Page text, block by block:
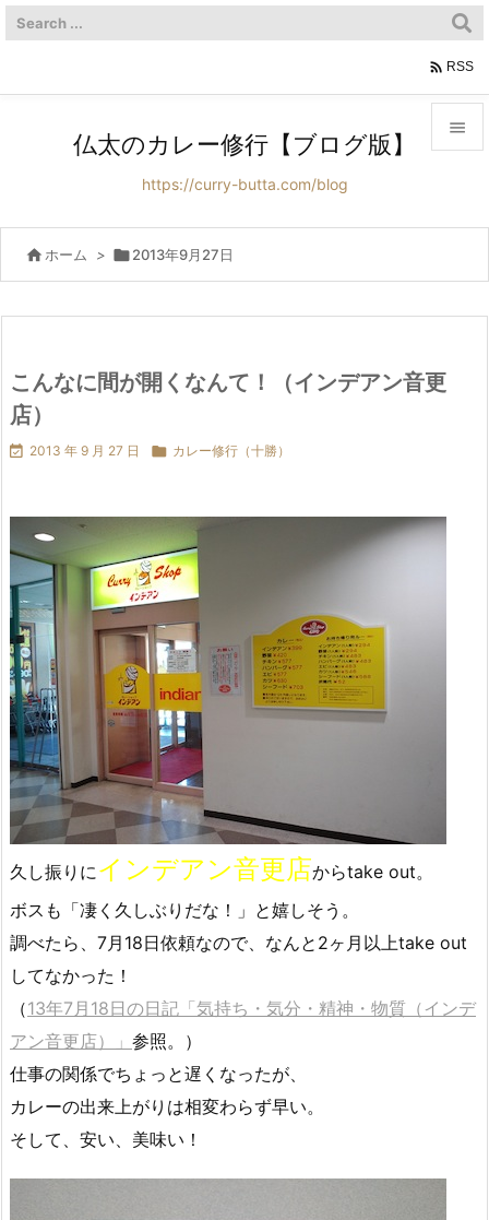




 RSS
仏太のカレー修行【ブログ版】
https://curry-butta.com/blog
 ホーム > 2013年9月27日
こんなに間が開くなんて！（インデアン音更
店）
 2013 年 9 月 27 日  カレー修行（十勝）
久し振りにインデアン音更店からtake out。
ボスも「凄く久しぶりだな！」と嬉しそう。
調べたら、7月18日依頼なので、なんと2ヶ月以上take out
してなかった！
（13年7月18日の日記「気持ち・気分・精神・物質（インデ
アン音更店）」 参照。）
仕事の関係でちょっと遅くなったが、
カレーの出来上がりは相変わらず早い。
そして、安い、美味い！